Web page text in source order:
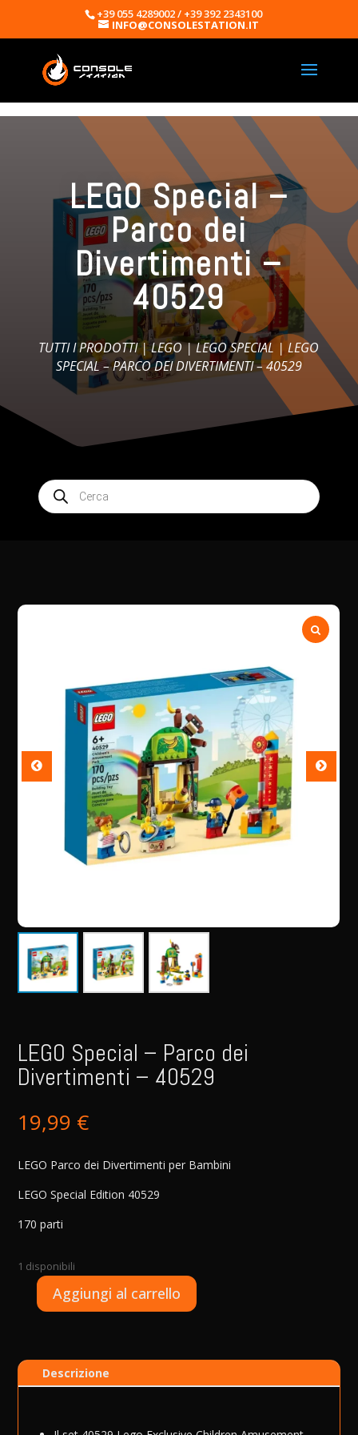
+39 055 4289002 / +39 392 2343100
INFO@CONSOLESTATION.IT
LEGO Special –
Parco dei
Divertimenti –
40529
TUTTI I PRODOTTI|LEGO|LEGO SPECIAL | LEGO
SPECIAL – PARCO DEI DIVERTIMENTI – 40529
Products
search
LEGO Special – Parco dei
Divertimenti – 40529
19,99 €
LEGO Parco dei Divertimenti per Bambini
LEGO Special Edition 40529
170 parti
1 disponibili
LEGO
Parco
40529
Aggiungi al carrello
r
Descrizione